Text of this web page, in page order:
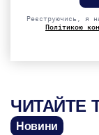
empty.
Реєструючись, я
Політикою
ЧИТАЙТЕ
Новини